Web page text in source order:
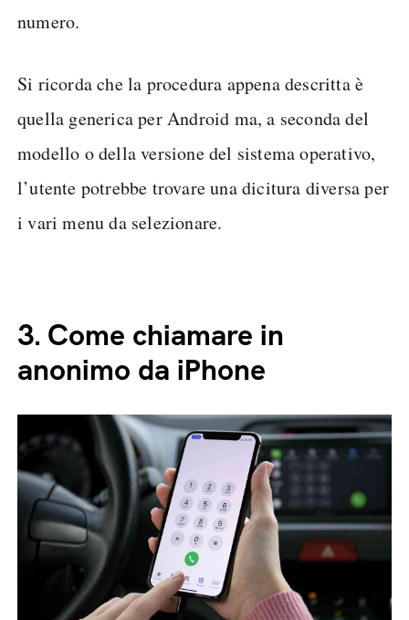
numero.
Si ricorda che la procedura appena descritta è
quella generica per Android ma, a seconda del
modello o della versione del sistema operativo,
l’utente potrebbe trovare una dicitura diversa per
i vari menu da selezionare.
3. Come chiamare in
anonimo da iPhone